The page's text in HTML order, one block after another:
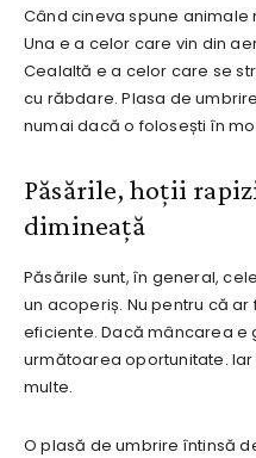
Când cineva spune animale
Una e a celor care vin din
Cealaltă e a celor care se
cu răbdare. Plasa de
numai dacă o folosești în
Păsările, hoții
dimineață
Păsările sunt, în general,
un acoperiș. Nu pentru că
eficiente. Dacă mâncarea e
următoarea oportunitate.
multe.
O plasă de umbrire întinsă